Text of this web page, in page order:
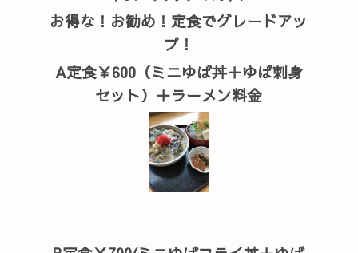
お得な！お勧め！定食でグレードアッ
プ！
A定食￥600（ミニゆば丼＋ゆば刺身
セット）＋ラーメン料金